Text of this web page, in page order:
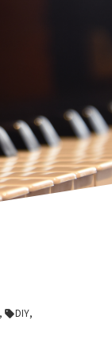
sellDIY